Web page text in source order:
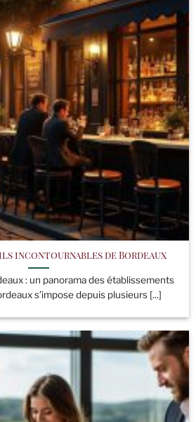
incontournables de Bordeaux
: un panorama des établissements
s’impose depuis plusieurs [...]